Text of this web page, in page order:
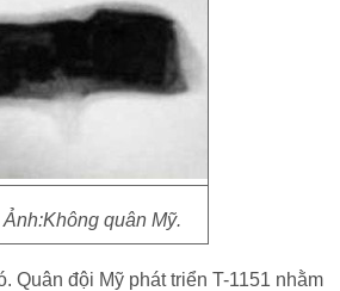
quân Mỹ.
Quân đội Mỹ phát triển T-1151 nhằm